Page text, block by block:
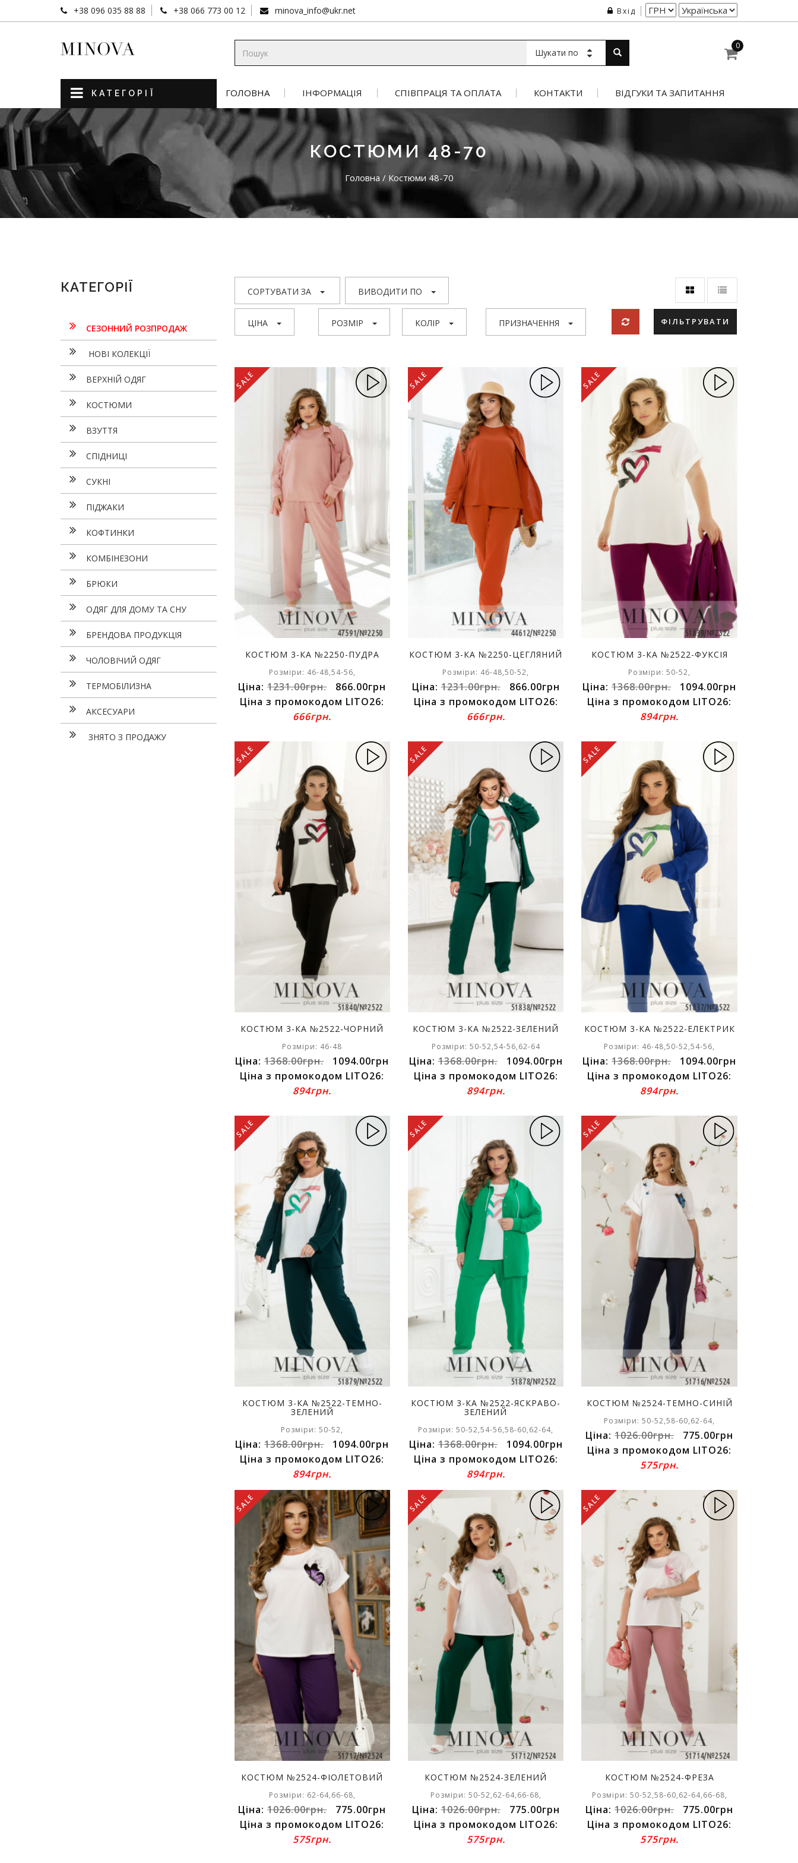
+38 096 035 88 88 +38 066 773 00 12 minova_info@ukr.net Вхід
Шукати по
0
КАТЕГОРІЇ ГОЛОВНА ІНФОРМАЦІЯ СПІВПРАЦЯ ТА ОПЛАТА КОНТАКТИ ВІДГУКИ ТА ЗАПИТАННЯ
КОСТЮМИ 48-70
Головна / Костюми 48-70
КАТЕГОРІЇ
СЕЗОННИЙ РОЗПРОДАЖ
НОВІ КОЛЕКЦІЇ
ВЕРХНІЙ ОДЯГ
КОСТЮМИ
ВЗУТТЯ
СПІДНИЦІ
СУКНI
ПІДЖАКИ
КОФТИНКИ
КОМБІНЕЗОНИ
БРЮКИ
ОДЯГ ДЛЯ ДОМУ ТА СНУ
БРЕНДОВА ПРОДУКЦІЯ
ЧОЛОВІЧИЙ ОДЯГ
ТЕРМОБІЛИЗНА
АКСЕСУАРИ
ЗНЯТО З ПРОДАЖУ
СОРТУВАТИ ЗА ВИВОДИТИ ПО
ЦІНА РОЗМІР КОЛІР ПРИЗНАЧЕННЯ ФІЛЬТРУВАТИ
SALE
КОСТЮМ 3-КА №2250-ПУДРА
Розміри: 46-48,54-56,
Ціна:1231.00грн.
866.00грн
Ціна з промокодом LITO26:
666грн.
SALE
КОСТЮМ 3-КА №2250-ЦЕГЛЯНИЙ
Розміри: 46-48,50-52,
Ціна:1231.00грн.
866.00грн
Ціна з промокодом LITO26:
666грн.
SALE
КОСТЮМ 3-КА №2522-ФУКСІЯ
Розміри: 50-52,
Ціна:1368.00грн.
1094.00грн
Ціна з промокодом LITO26:
894грн.
SALE
КОСТЮМ 3-КА №2522-ЧОРНИЙ
Розміри: 46-48
Ціна:1368.00грн.
1094.00грн
Ціна з промокодом LITO26:
894грн.
SALE
КОСТЮМ 3-КА №2522-ЗЕЛЕНИЙ
Розміри: 50-52,54-56,62-64
Ціна:1368.00грн.
1094.00грн
Ціна з промокодом LITO26:
894грн.
SALE
КОСТЮМ 3-КА №2522-ЕЛЕКТРИК
Розміри: 46-48,50-52,54-56,
Ціна:1368.00грн.
1094.00грн
Ціна з промокодом LITO26:
894грн.
SALE
КОСТЮМ 3-КА №2522-ТЕМНО-
ЗЕЛЕНИЙ
Розміри: 50-52,
Ціна:1368.00грн.
1094.00грн
Ціна з промокодом LITO26:
894грн.
SALE
КОСТЮМ 3-КА №2522-ЯСКРАВО-
ЗЕЛЕНИЙ
Розміри: 50-52,54-56,58-60,62-64,
Ціна:1368.00грн.
1094.00грн
Ціна з промокодом LITO26:
894грн.
SALE
КОСТЮМ №2524-ТЕМНО-СИНІЙ
Розміри: 50-52,58-60,62-64,
Ціна:1026.00грн.
775.00грн
Ціна з промокодом LITO26:
575грн.
SALE
КОСТЮМ №2524-ФІОЛЕТОВИЙ
Розміри: 62-64,66-68,
Ціна:1026.00грн.
775.00грн
Ціна з промокодом LITO26:
575грн.
SALE
КОСТЮМ №2524-ЗЕЛЕНИЙ
Розміри: 50-52,62-64,66-68,
Ціна:1026.00грн.
775.00грн
Ціна з промокодом LITO26:
575грн.
SALE
КОСТЮМ №2524-ФРЕЗА
Розміри: 50-52,58-60,62-64,66-68,
Ціна:1026.00грн.
775.00грн
Ціна з промокодом LITO26:
575грн.